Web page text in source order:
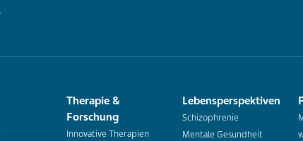
Therapie &
Forschung
Innovative Therapien
Lebensperspektiven
Schizophrenie
Mentale Gesundheit